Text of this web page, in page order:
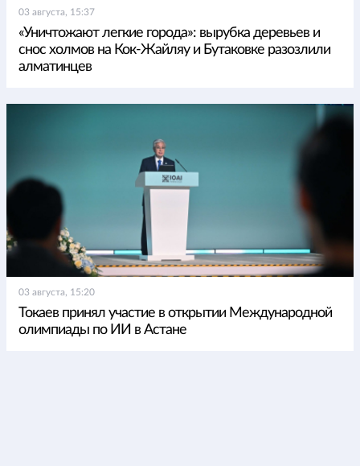
03 августа, 15:37
«Уничтожают легкие города»: вырубка деревьев и
снос холмов на Кок-Жайляу и Бутаковке разозлили
алматинцев
03 августа, 15:20
Токаев принял участие в открытии Международной
олимпиады по ИИ в Астане